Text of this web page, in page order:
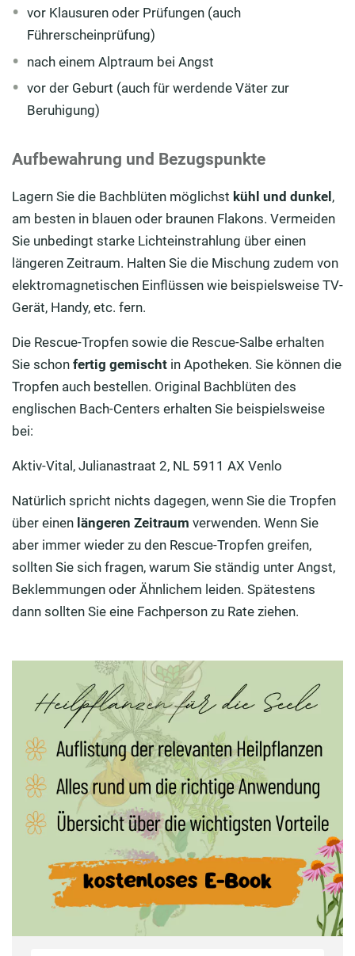
vor Klausuren oder Prüfungen (auch
Führerscheinprüfung)
nach einem Alptraum bei Angst
vor der Geburt (auch für werdende Väter zur
Beruhigung)
Aufbewahrung und Bezugspunkte
Lagern Sie die Bachblüten möglichst kühl und dunkel ,
am besten in blauen oder braunen Flakons. Vermeiden
Sie unbedingt starke Lichteinstrahlung über einen
längeren Zeitraum. Halten Sie die Mischung zudem von
elektromagnetischen Einflüssen wie beispielsweise TV-
Gerät, Handy, etc. fern.
Die Rescue-Tropfen sowie die Rescue-Salbe erhalten
Sie schon fertig gemischt in Apotheken. Sie können die
Tropfen auch bestellen. Original Bachblüten des
englischen Bach-Centers erhalten Sie beispielsweise
bei:
Aktiv-Vital, Julianastraat 2, NL 5911 AX Venlo
Natürlich spricht nichts dagegen, wenn Sie die Tropfen
über einen längeren Zeitraum verwenden. Wenn Sie
aber immer wieder zu den Rescue-Tropfen greifen,
sollten Sie sich fragen, warum Sie ständig unter Angst,
Beklemmungen oder Ähnlichem leiden. Spätestens
dann sollten Sie eine Fachperson zu Rate ziehen.